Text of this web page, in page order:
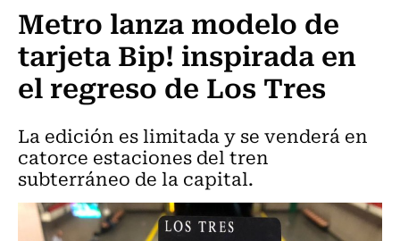
Metro lanza modelo de
tarjeta Bip! inspirada en
el regreso de Los Tres
La edición es limitada y se venderá en
catorce estaciones del tren
subterráneo de la capital.